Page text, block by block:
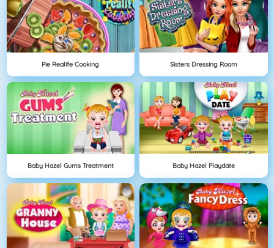
Pie Realife Cooking Sisters Dressing Room
Baby Hazel Gums Treatment Baby Hazel Playdate